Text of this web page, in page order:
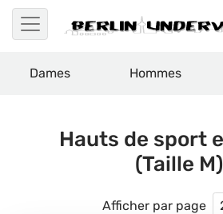
Dames Hommes
Hauts de sport
(Taille M)
Afficher par page